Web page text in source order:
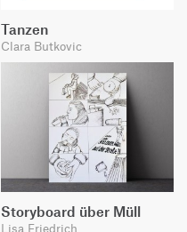
Tanzen
Clara Butkovic
Storyboard über Müll
Lisa Friedrich